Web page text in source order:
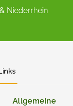
Niederrhein
Allgemeine